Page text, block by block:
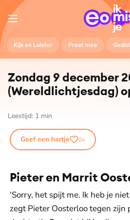
Kijk en Luister Praat mee
Zondag 9 december
(We­reld­licht­jes­dag)
Leestijd: 1 min
Geef een hartje 0x
Pieter en Marrit
‘Sorry, het spijt me. Ik heb je
zegt Pieter Oosterloo tegen zijn